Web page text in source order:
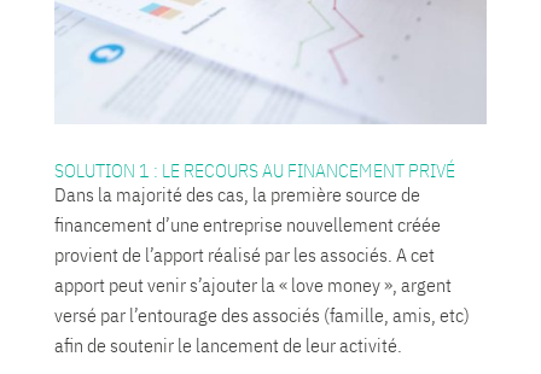
SOLUTION 1 : LE RECOURS AU FINANCEMENT PRIVÉ
Dans la majorité des cas, la première source de
financement d’une entreprise nouvellement créée
provient de l’apport réalisé par les associés. A cet
apport peut venir s’ajouter la « love money », argent
versé par l’entourage des associés (famille, amis, etc)
afin de soutenir le lancement de leur activité.